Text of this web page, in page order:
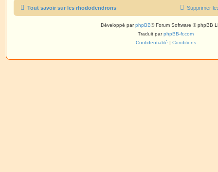
Tout savoir sur les rhododendrons Supprimer
Développé parphpBB® Forum Software © phpBB
Traduit parphpBB-fr.com
Confidentialité | Conditions